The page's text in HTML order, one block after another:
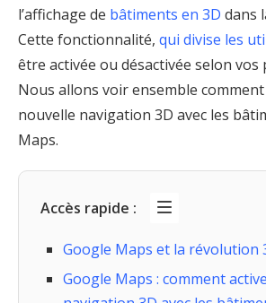
l’affichage de bâtiments en 3D dans
Cette fonctionnalité, qui divise les
être activée ou désactivée selon vos
Nous allons voir ensemble
nouvelle navigation 3D avec les
Maps.
Accès rapide :
Google Maps et la révolution
Google Maps : comment